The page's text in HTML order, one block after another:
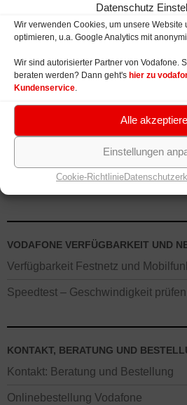
Datenschutz
Wir verwenden Cookies, um unsere Website
optimieren, u.a. Google Analytics mit
Wir sind autorisierter Partner von Vodafone.
beraten werden? Dann geht's hier zu
Kundenservice
Alle
Einstellungen
Cookie-Richtlinie
Junge Leute Vorteil
Studenten Vorteil
Smartphones / Handys
VODAFONE VERFÜGBARKEIT UND
Verfügbarkeit Festnetz und
Speedtest – Geschwindigkeit prüfen
KONTAKT, BERATUNG UND
Kontakt: Beratung und Bestellung
Onlinebestellung Vodafone